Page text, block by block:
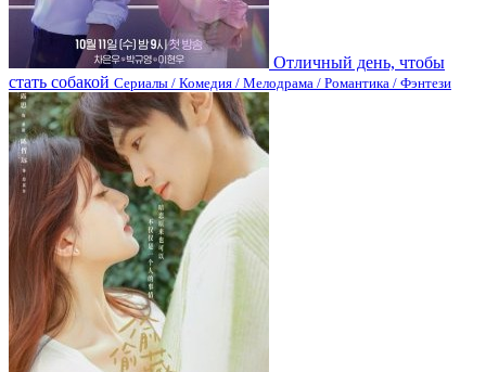
Отличный день, чтобы
стать собакой Сериалы / Комедия / Мелодрама / Романтика / Фэнтези